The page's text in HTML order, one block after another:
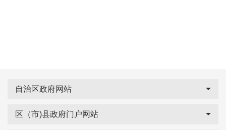
自治区政府网站
区（市)县政府门户网站